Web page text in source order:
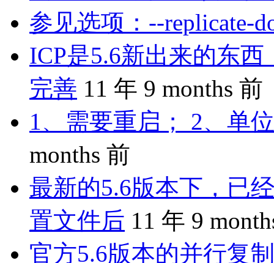
参见选项：--replicate-
ICP是5.6新出来的东
完善 11 年 9 months 前
1、需要重启； 2、单
months 前
最新的5.6版本下，已
置文件后 11 年 9
官方5.6版本的并行复